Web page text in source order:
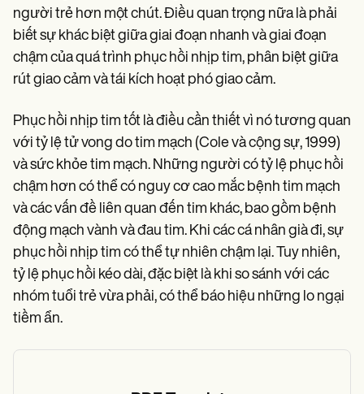
người trẻ hơn một chút. Điều quan trọng nữa là phải
biết sự khác biệt giữa giai đoạn nhanh và giai đoạn
chậm của quá trình phục hồi nhịp tim, phân biệt giữa
rút giao cảm và tái kích hoạt phó giao cảm.
Phục hồi nhịp tim tốt là điều cần thiết vì nó tương quan
với tỷ lệ tử vong do tim mạch (Cole và cộng sự, 1999)
và sức khỏe tim mạch. Những người có tỷ lệ phục hồi
chậm hơn có thể có nguy cơ cao mắc bệnh tim mạch
và các vấn đề liên quan đến tim khác, bao gồm bệnh
động mạch vành và đau tim. Khi các cá nhân già đi, sự
phục hồi nhịp tim có thể tự nhiên chậm lại. Tuy nhiên,
tỷ lệ phục hồi kéo dài, đặc biệt là khi so sánh với các
nhóm tuổi trẻ vừa phải, có thể báo hiệu những lo ngại
tiềm ẩn.